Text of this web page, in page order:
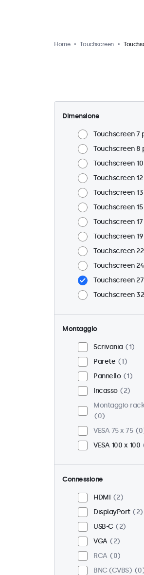
Home Touchscreen
Dimensione
Touchscreen 7
Touchscreen 8
Touchscreen
Touchscreen
Touchscreen
Touchscreen
Touchscreen
Touchscreen
Touchscreen
Touchscreen
Touchscreen
Touchscreen
Montaggio
Scrivania
1
Parete
1
Pannello
1
Incasso
2
Montaggio
0
VESA 75 x 75
0
VESA 100 x 100
Connessione
HDMI
2
DisplayPort
2
USB-C
2
VGA
2
RCA
0
BNC (CVBS)
0